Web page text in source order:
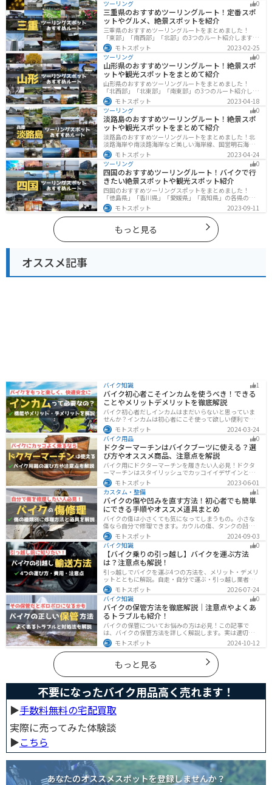
庫県にツーリングに行く際は参考にしてください。
ツーリング 0
三重県のおすすめツーリングルート！定番スポ
ットやグルメ、絶景スポットを紹介
三重県のおすすめツーリングルートをまとめました！
「東部」「南西部」「北部」の3つのルート紹介します。
標高の高いスカイラインからリアス式海岸まであるの
で、飽きることなくツーリングを堪能できます。バイク
で三重県にツーリングに行く際は参考にしてください。
モトスポット
2023-02-25
ツーリング
0
山形県のおすすめツーリングルート！絶景スポ
ットや観光スポットをまとめて紹介
山形県のおすすめツーリングルートをまとめました！
「北西部」「北東部」「南東部」の3つのルート紹介しま
す。豊かな自然と歴史的な観光スポット、山と海どちら
も堪能できるスポットが多数あります。バイクで山形県
にツーリングに行く際は参考にしてください。
モトスポット
2023-04-18
ツーリング
0
淡路島のおすすめツーリングルート！絶景スポ
ットや観光スポットをまとめて紹介
淡路島のおすすめツーリングルートをまとめました！北
淡路海岸や南淡路海岸など美しい海岸線、国営明石海峡
公園や淡路夢舞台など、自然とアートが融合した施設も
多数あります。バイクで淡路島にツーリングに行く際は
参考にしてください。
モトスポット
2023-04-24
ツーリング
0
四国のおすすめツーリングルート！バイクで行
きたい絶景スポットや観光スポット紹介
四国のおすすめツーリングスポットをまとめました！
「徳島県」「香川県」「愛媛県」「高知県」の各県の観
光地紹介します。自然豊かな山々や湖、温泉地が点在
し、四季折々の景色を楽しめるスポットが多数ありま
す。バイクで四国にツーリングに行く際は参考にしてく
ださい。
モトスポット 2023-09-11
もっと見る
オススメ記事
バイク知識 1
バイク初心者こそインカムを使うべき！できる
ことやメリットデメリットを徹底解説
バイク初心者だしインカムはまだいらないと思っていま
せんか？インカムは初心者にこそ使って欲しい便利で安
全に運転するための機器です。インカムでできることや
メリットデメリットなどまとめましたので、気になって
いる人はぜひ参考にしてください。
モトスポット
2024-03-24
バイク用品
0
ドクターマーチンはバイクブーツに使える？選
び方やオススメ商品、注意点を解説
バイク用にドクターマーチンを履きたい人必見！ドクタ
ーマーチンはスタイリッシュでカッコイイデザインと高
い機能性で快適なライディングが可能です。バイク用ブ
ーツで選ぶべきポイントや注意点などまとめましたの
で、バイクブーツを探している人は参考にしてくださ
い。
モトスポット
2023-06-01
カスタム・整備
1
バイクの傷や凹みを直す方法！初心者でも簡単
にできる手順やオススメ道具まとめ
バイクの傷は小さくても気になってしまうもの。小さな
傷なら自分で修理できます。カウルの傷、タンクの凹
み、サビ、樹脂の劣化、ホイールの傷などあらゆる傷の
修理方法をまとめました。自分でバイクの傷を直したい
と思っている人は参考にしてください。
モトスポット
2024-09-03
バイク知識
0
【バイク乗りの引っ越し】バイクを運ぶ方法
は？注意点も解説！
引っ越しでバイクを運ぶ4つの方法を、メリット・デメリ
ットとともに解説。自走・自分で運ぶ・引っ越し業者・
バイク専門業者の選び方や輸送時の注意点、駐輪場所の
確保、住所変更など必要な手続きも紹介します。
モトスポット
2026-07-24
バイク知識
0
バイクの保管方法を徹底解説｜注意点やよくあ
るトラブルも紹介！
バイクの保管についてお悩みの方は必見！この記事で
は、バイクの保管方法を詳しく解説します。実は適切に
保管しなければ、バイクの状態を悪化させる恐れがあり
ます。記事を参考にすれば、バイクを状態良く長持ちさ
せることが可能です。
モトスポット 2024-10-12
もっと見る
不要になったバイク用品高く売れます！
▶︎手数料無料の宅配買取
実際に売ってみた体験談
▶︎こちら
あなたのオススメスポットを登録しませんか？